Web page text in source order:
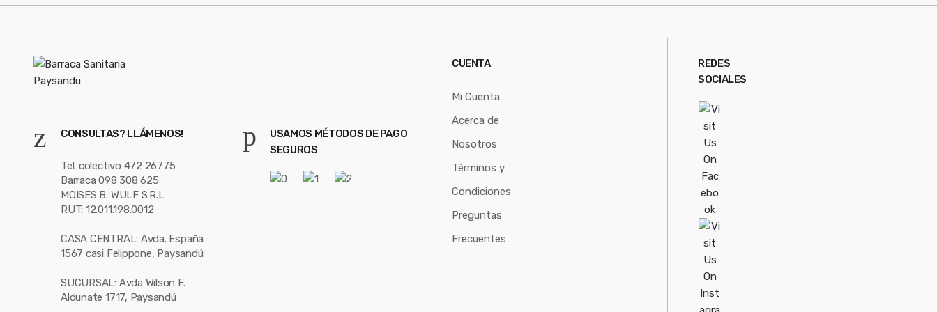
CONSULTAS? LLÁMENOS!
Tel. colectivo 472 26775
Barraca 098 308 625
MOISES B. WULF S.R.L
RUT: 12.011.198.0012
CASA CENTRAL: Avda. España
1567 casi Felippone, Paysandú
SUCURSAL: Avda Wilson F.
Aldunate 1717, Paysandú
USAMOS MÉTODOS DE PAGO
SEGUROS
CUENTA
Mi Cuenta
Acerca de
Nosotros
Términos y
Condiciones
Preguntas
Frecuentes
REDES
SOCIALES